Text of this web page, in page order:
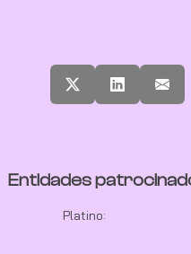
Entidades
Platino: